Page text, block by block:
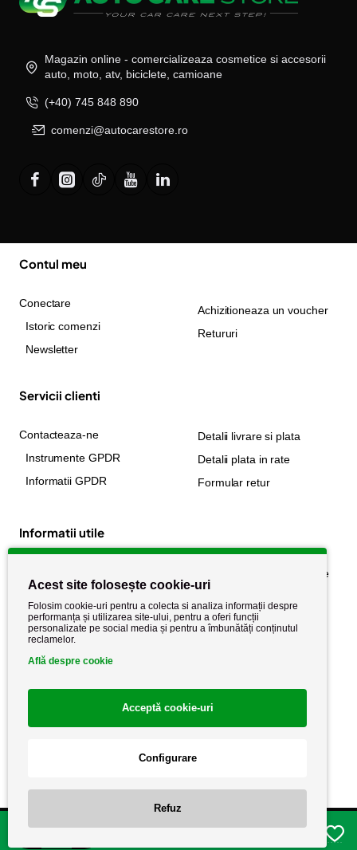
Magazin online - comercializeaza cosmetice si accesorii
auto, moto, atv, biciclete, camioane
(+40) 745 848 890
comenzi@autocarestore.ro
Contul meu
Conectare
Istoric comenzi
Newsletter
Achizitioneaza un voucher
Retururi
Servicii clienti
Contacteaza-ne
Instrumente GPDR
Informatii GPDR
Detalii livrare si plata
Detalii plata in rate
Formular retur
Informatii utile
Politica de cookie
Politica de confidențialitate
Termeni si conditii
Acest site folosește cookie-uri
Folosim cookie-uri pentru a colecta si analiza informații despre
performanța și utilizarea site-ului, pentru a oferi funcții
personalizate pe social media și pentru a îmbunătăți conținutul
reclamelor.
Află despre cookie
Acceptă cookie-uri
Configurare
Refuz